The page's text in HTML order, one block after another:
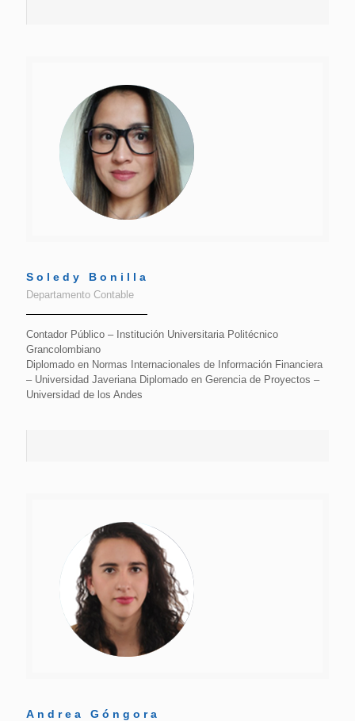
Soledy Bonilla
Departamento Contable
Contador Público – Institución Universitaria Politécnico
Grancolombiano
Diplomado en Normas Internacionales de Información Financiera
– Universidad Javeriana Diplomado en Gerencia de Proyectos –
Universidad de los Andes
Andrea Góngora